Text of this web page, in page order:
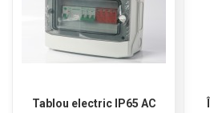
Tablou electric IP65 AC